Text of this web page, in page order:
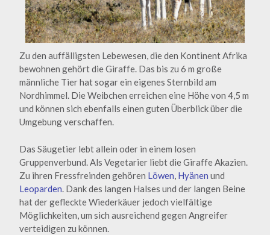
Zu den auffälligsten Lebewesen, die den Kontinent Afrika
bewohnen gehört die Giraffe. Das bis zu 6 m große
männliche Tier hat sogar ein eigenes Sternbild am
Nordhimmel. Die Weibchen erreichen eine Höhe von 4,5 m
und können sich ebenfalls einen guten Überblick über die
Umgebung verschaffen.
Das Säugetier lebt allein oder in einem losen
Gruppenverbund. Als Vegetarier liebt die Giraffe Akazien.
Zu ihren Fressfreinden gehören Löwen, Hyänen und
Leoparden. Dank des langen Halses und der langen Beine
hat der gefleckte Wiederkäuer jedoch vielfältige
Möglichkeiten, um sich ausreichend gegen Angreifer
verteidigen zu können.